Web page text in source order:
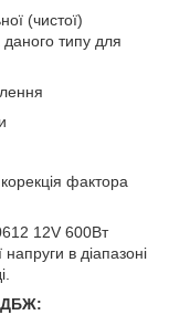
(чистої)
типу для
фактора
12V 600Вт
в діапазоні
ДБЖ: